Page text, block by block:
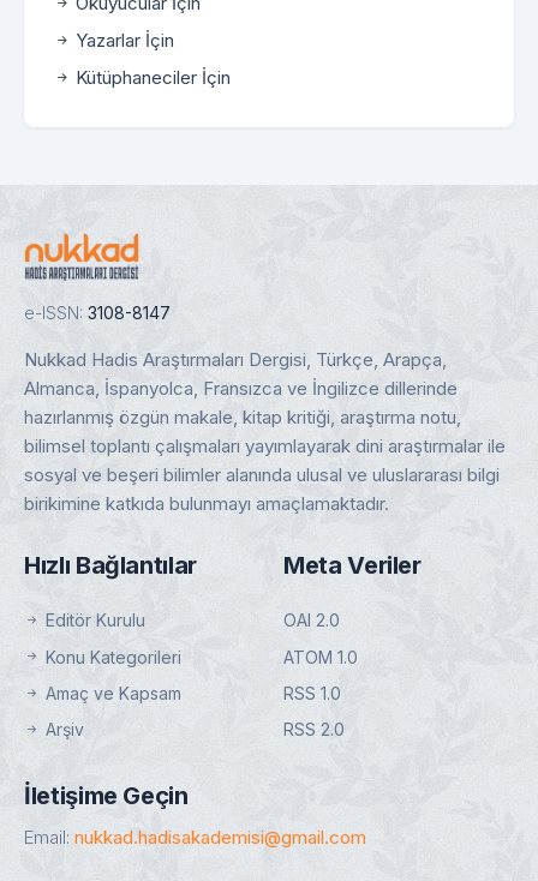
Yazarlar İçin
Kütüphaneciler İçin
e-ISSN: 3108-8147
Nukkad Hadis Araştırmaları Dergisi, Türkçe, Arapça,
Almanca, İspanyolca, Fransızca ve İngilizce dillerinde
hazırlanmış özgün makale, kitap kritiği, araştırma notu,
bilimsel toplantı çalışmaları yayımlayarak dini araştırmalar ile
sosyal ve beşeri bilimler alanında ulusal ve uluslararası bilgi
birikimine katkıda bulunmayı amaçlamaktadır.
Hızlı Bağlantılar
Editör Kurulu
Konu Kategorileri
Amaç ve Kapsam
Arşiv
Meta Veriler
OAI 2.0
ATOM 1.0
RSS 1.0
RSS 2.0
İletişime Geçin
Email: nukkad.hadisakademisi@gmail.com